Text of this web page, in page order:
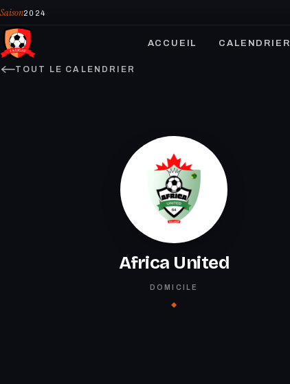
Saison2024
ACCUEIL CALENDRIER
TOUT LE CALENDRIER
Africa United
DOMICILE